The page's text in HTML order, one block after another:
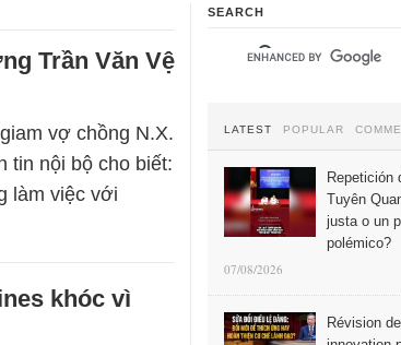
Trần Văn Vệ
vợ chồng N.X.
tin nội bộ cho biết:
làm việc với
khóc vì
SEARCH
LATEST POPULAR
Repetición
Tuyên
justa o un
polémico?
07/08/2026
Révision